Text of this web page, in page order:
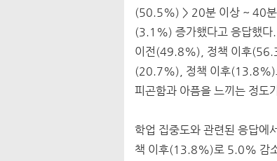
(50.5%) > 20분 이상 ~ 40
(3.1%) 증가했다고 응답했다
이전(49.8%), 정책 이후
(20.7%), 정책 이후(13.8%)
피곤함과 아픔을 느끼는 정
학업 집중도와 관련된 응답에
책 이후(13.8%)로 5.0% 감